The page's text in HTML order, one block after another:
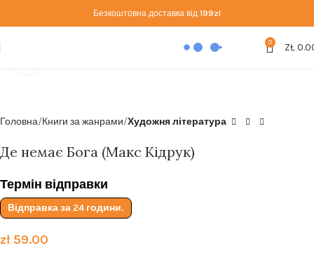
Безкоштовна доставка від 199zl
0 ZŁ
Головна Книги за жанрами Художня література
Де немає Бога (Макс Кідрук)
Термін відправки
Відправка за 24 години.
zł59.00